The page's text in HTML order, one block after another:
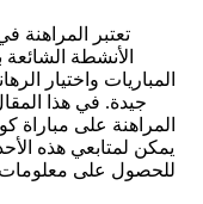
تعتبر المراهنة
الأنشطة الشائعة
المباريات واختيار
جيدة. في هذا
يمكن لمتابعي هذه
للحصول على